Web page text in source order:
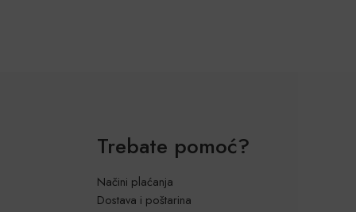
Trebate pomoć?
Načini plaćanja
Dostava i poštarina